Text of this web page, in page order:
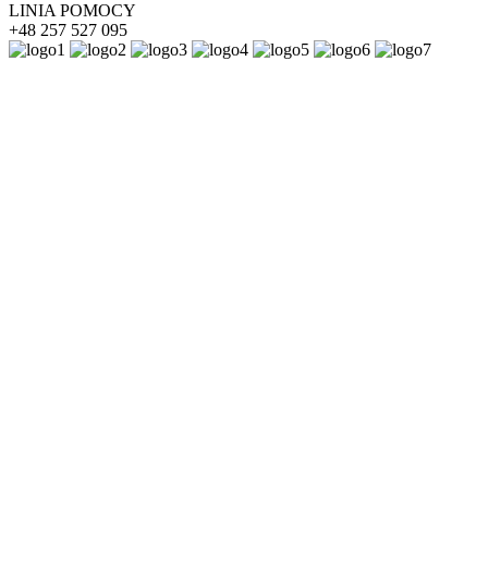
LINIA POMOCY
+48 257 527 095